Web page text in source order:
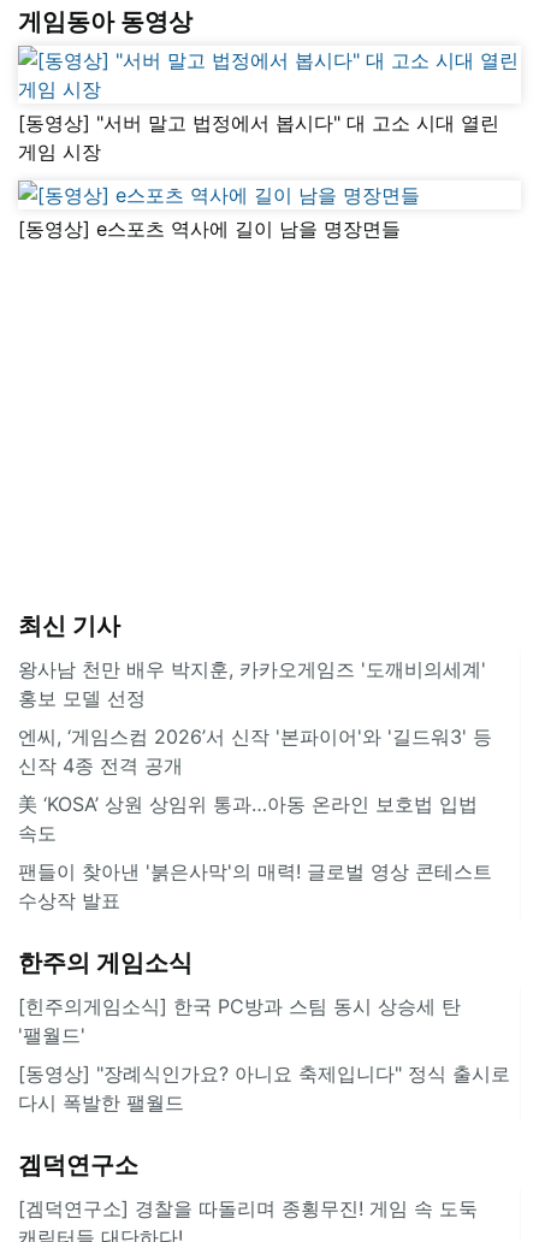
게임동아 동영상
[동영상] "서버 말고 법정에서 봅시다" 대 고소 시대 열린
게임 시장
[동영상] e스포츠 역사에 길이 남을 명장면들
최신 기사
왕사남 천만 배우 박지훈, 카카오게임즈 '도깨비의세계'
홍보 모델 선정
엔씨, ‘게임스컴 2026’서 신작 '본파이어'와 '길드워3' 등
신작 4종 전격 공개
美 ‘KOSA’ 상원 상임위 통과…아동 온라인 보호법 입법
속도
팬들이 찾아낸 '붉은사막'의 매력! 글로벌 영상 콘테스트
수상작 발표
한주의 게임소식
[힌주의게임소식] 한국 PC방과 스팀 동시 상승세 탄
'팰월드'
[동영상] "장례식인가요? 아니요 축제입니다" 정식 출시로
다시 폭발한 팰월드
겜덕연구소
[겜덕연구소] 경찰을 따돌리며 종횡무진! 게임 속 도둑
캐릭터들 대단하다!